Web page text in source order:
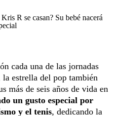
R se casan? Su bebé nacerá
cada una de las jornadas
estrella del pop también
más de seis años de vida en
un gusto especial por
y el tenis, dedicando la